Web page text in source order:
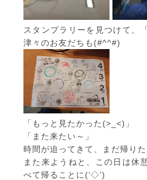
スタンプラリーを見つけて、
津々のお友だちも(#^^#)
「もっと見たかった(>_<)」
「また来たい～」
時間が迫ってきて、まだ帰り
また来ようねと、この日は休
べて帰ることに(‘◇’)